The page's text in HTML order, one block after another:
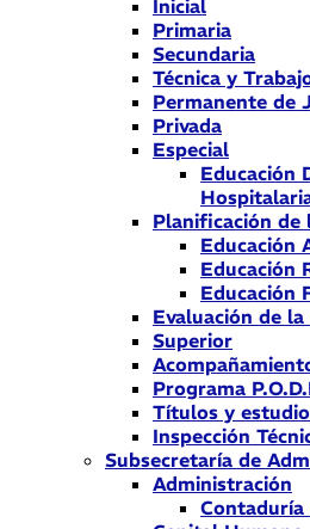
Inicial
Primaria
Secundaria
Técnica y
Permanente de
Privada
Especial
Educación
Planificación de
Educación
Educación
Educación
Evaluación de
Superior
Programa
Títulos y
Inspección
Subsecretaría de
Administración
Contaduría